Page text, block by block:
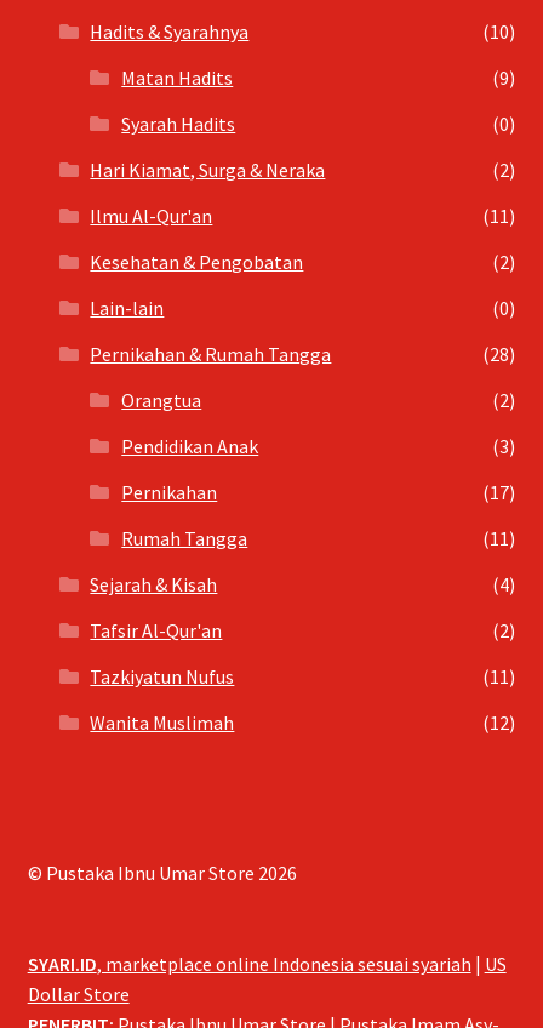
Hadits & Syarahnya
(10)
Matan Hadits
(9)
Syarah Hadits
(0)
Hari Kiamat, Surga & Neraka
(2)
Ilmu Al-Qur'an
(11)
Kesehatan & Pengobatan
(2)
Lain-lain
(0)
Pernikahan & Rumah Tangga
(28)
Orangtua
(2)
Pendidikan Anak
(3)
Pernikahan
(17)
Rumah Tangga
(11)
Sejarah & Kisah
(4)
Tafsir Al-Qur'an
(2)
Tazkiyatun Nufus
(11)
Wanita Muslimah
(12)
© Pustaka Ibnu Umar Store 2026
SYARI.ID, marketplace online Indonesia sesuai syariah | US
Dollar Store